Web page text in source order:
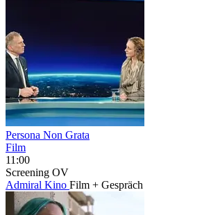
Persona Non Grata
Film
11:00
Screening OV
Admiral Kino Film + Gespräch